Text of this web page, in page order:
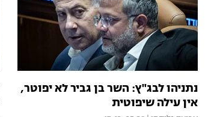
נתניהו לבג"ץ: השר בן גביר לא יפוטר,
אין עילה שיפוטית